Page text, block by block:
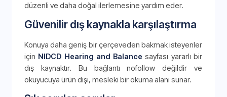
düzenli ve daha doğal ilerlemesine yardım eder.
Güvenilir dış kaynakla karşılaştırma
Konuya daha geniş bir çerçeveden bakmak isteyenler
için NIDCD Hearing and Balance sayfası yararlı bir
dış kaynaktır. Bu bağlantı nofollow değildir ve
okuyucuya ürün dışı, mesleki bir okuma alanı sunar.